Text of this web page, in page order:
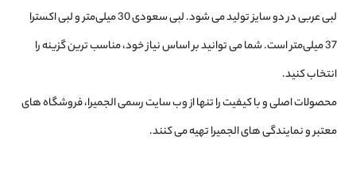
لبی عربی در دو سایز تولید می شود.
لبی سعودی 30 میلی‌متر و لبی اکسترا
37 میلی‌متر است.
شما می توانید بر اساس نیاز خود، مناسب ترین گزینه را
انتخاب کنید.
محصولات اصلی و با کیفیت را تنها از وب سایت رسمی الجمیرا، فروشگاه های
معتبر و نمایندگی های الجمیرا تهیه می کنند.